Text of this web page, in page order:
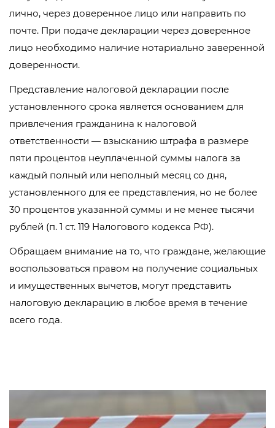
лично, через доверенное лицо или направить по
почте. При подаче декларации через доверенное
лицо необходимо наличие нотариально заверенной
доверенности.
Представление налоговой декларации после
установленного срока является основанием для
привлечения гражданина к налоговой
ответственности — взысканию штрафа в размере
пяти процентов неуплаченной суммы налога за
каждый полный или неполный месяц со дня,
установленного для ее представления, но не более
30 процентов указанной суммы и не менее тысячи
рублей (п. 1 ст. 119 Налогового кодекса РФ).
Обращаем внимание на то, что граждане, желающие
воспользоваться правом на получение социальных
и имущественных вычетов, могут представить
налоговую декларацию в любое время в течение
всего года.